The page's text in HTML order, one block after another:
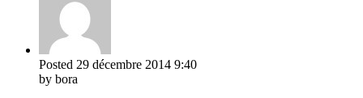
Posted 29 décembre 2014 9:40
by bora